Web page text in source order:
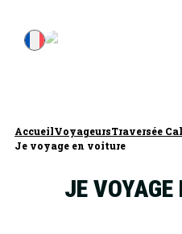
AccueilVoyageursTraversée
Je voyage en voiture
JE VOYAGE